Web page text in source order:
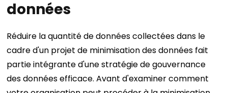
données
Réduire la quantité de données collectées dans le
cadre d'un projet de minimisation des données fait
partie intégrante d'une stratégie de gouvernance
des données efficace. Avant d'examiner comment